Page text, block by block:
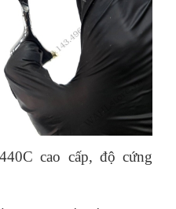
cao cấp, độ cứng